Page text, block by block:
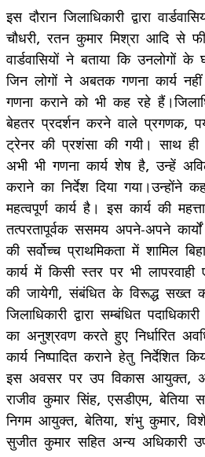
इस दौरान जिलाधिकारी द्वारा
चौधरी, रतन कुमार मिश्रा आदि से
वार्डवासियों ने बताया कि उनलोगों
जिन लोगों ने अबतक गणना कार्य
गणना कराने को भी कह रहे
बेहतर प्रदर्शन करने वाले प्रगणक,
ट्रेनर की प्रशंसा की गयी। साथ
अभी भी गणना कार्य शेष है, उन्हें
कराने का निर्देश दिया गया।उन्होंने
महत्वपूर्ण कार्य है। इस कार्य की
तत्परतापूर्वक ससमय अपने-अपने
की सर्वोच्च प्राथमिकता में शामिल
कार्य में किसी स्तर पर भी लापरवाही
की जायेगी, संबंधित के विरूद्ध सख्त
जिलाधिकारी द्वारा सम्बंधित
का अनुश्रवण करते हुए निर्धारित
कार्य निष्पादित कराने हेतु निर्देशित
इस अवसर पर उप विकास आयुक्त,
राजीव कुमार सिंह, एसडीएम, बेतिया
निगम आयुक्त, बेतिया, शंभु कुमार,
सुजीत कुमार सहित अन्य अधिकारी